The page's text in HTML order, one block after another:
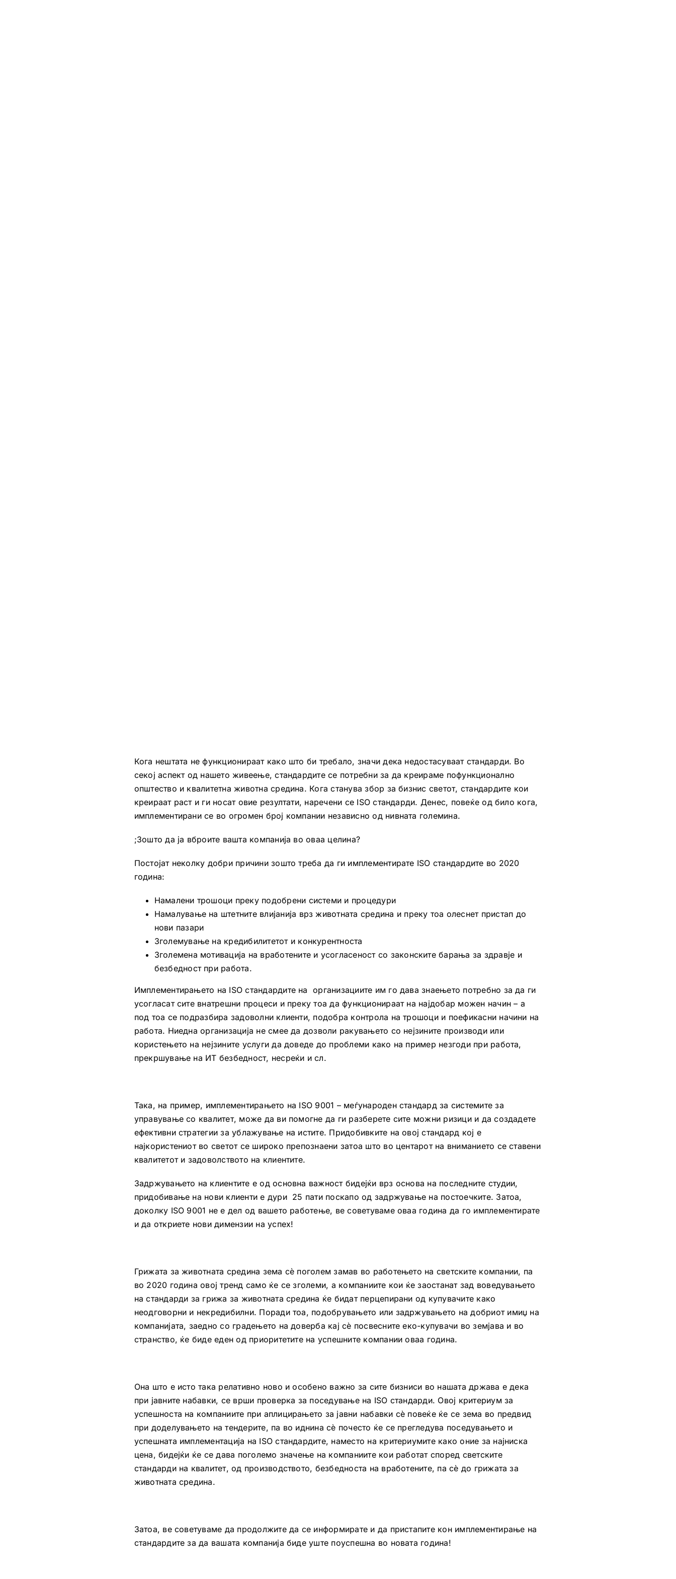
Кога нештата не функционираат како што би требало, значи дека недостасуваат стандарди. Во
секој аспект од нашето живеење, стандардите се потребни за да креираме пофункционално
општество и квалитетна животна средина. Кога станува збор за бизнис светот, стандардите кои
креираат раст и ги носат овие резултати, наречени се ISO стандарди. Денес, повеќе од било кога,
имплементирани се во огромен број компании независно од нивната големина.
;Зошто да ја вброите вашта компанија во оваа целина?
Постојат неколку добри причини зошто треба да ги имплементирате ISO стандардите во 2020
година:
Намалени трошоци преку подобрени системи и процедури
Намалување на штетните влијанија врз животната средина и преку тоа олеснет пристап до
нови пазари
Зголемување на кредибилитетот и конкурентноста
Зголемена мотивација на вработените и усогласеност со законските барања за здравје и
безбедност при работа.
Имплементирањето на ISO стандардите на организациите им го дава знаењето потребно за да ги
усогласат сите внатрешни процеси и преку тоа да функционираат на најдобар можен начин – а
под тоа се подразбира задоволни клиенти, подобра контрола на трошоци и поефикасни начини на
работа. Ниедна организација не смее да дозволи ракувањето со нејзините производи или
користењето на нејзините услуги да доведе до проблеми како на пример незгоди при работа,
прекршување на ИТ безбедност, несреќи и сл.
Така, на пример, имплементирањето на ISO 9001 – меѓународен стандард за системите за
управување со квалитет, може да ви помогне да ги разберете сите можни ризици и да создадете
ефективни стратегии за ублажување на истите. Придобивките на овој стандард кој е
најкористениот во светот се широко препознаени затоа што во центарот на вниманието се ставени
квалитетот и задоволството на клиентите.
Задржувањето на клиентите е од основна важност бидејќи врз основа на последните студии,
придобивање на нови клиенти е дури 25 пати поскапо од задржување на постоечките. Затоа,
доколку ISO 9001 не е дел од вашето работење, ве советуваме оваа година да го имплементирате
и да откриете нови димензии на успех!
Грижата за животната средина зема сè поголем замав во работењето на светските компании, па
во 2020 година овој тренд само ќе се зголеми, а компаниите кои ќе заостанат зад воведувањето
на стандарди за грижа за животната средина ќе бидат перцепирани од купувачите како
неодговорни и некредибилни. Поради тоа, подобрувањето или задржувањето на добриот имиџ на
компанијата, заедно со градењето на доверба кај сè посвесните еко-купувачи во земјава и во
странство, ќе биде еден од приоритетите на успешните компании оваа година.
Она што е исто така релативно ново и особено важно за сите бизниси во нашата држава е дека
при јавните набавки, се врши проверка за поседување на ISO стандарди. Овој критериум за
успешноста на компаниите при аплицирањето за јавни набавки сè повеќе ќе се зема во предвид
при доделувањето на тендерите, па во иднина сè почесто ќе се прегледува поседувањето и
успешната имплементација на ISO стандардите, наместо на критериумите како оние за најниска
цена, бидејќи ќе се дава поголемо значење на компаниите кои работат според светските
стандарди на квалитет, од производството, безбедноста на вработените, па сè до грижата за
животната средина.
Затоа, ве советуваме да продолжите да се информирате и да пристапите кон имплементирање на
стандардите за да вашата компанија биде уште поуспешна во новата година!